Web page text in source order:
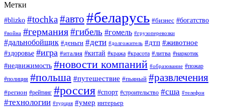
Метки
#blizko #tochka#авто #беларусь #бизнес #богатство
#война #германия#гибель #гомель #грузоперевозки
#дальнобойщик #деньги #дети #долгожитель #дтп #животное
#здоровье #игра #италия #китай #кража #красота #литва #наркотик
#недвижимость #новости компаний #образование #пожар
#полиция #польша #путешествие #пьяный #развлечения
#регион #рейтинг #россия #спорт #строительство #сша #телефон
#технологии #турция #умер интерьер